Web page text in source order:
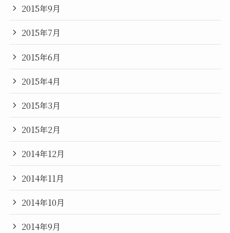
2015年9月
2015年7月
2015年6月
2015年4月
2015年3月
2015年2月
2014年12月
2014年11月
2014年10月
2014年9月